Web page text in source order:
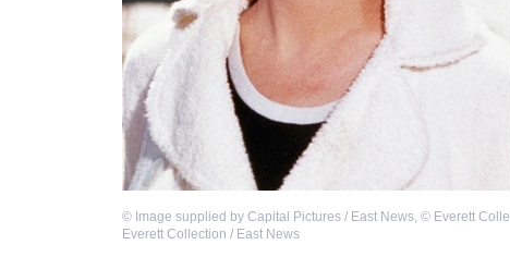
© Image supplied by Capital Pictures / East News, © Everett
Everett Collection / East News